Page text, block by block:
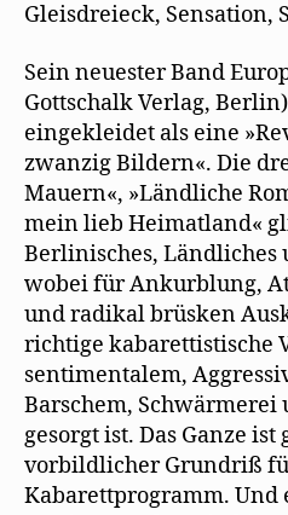
Gleisdreieck, Sensation,
Sein neuester Band
Gottschalk Verlag,
eingekleidet als eine
zwanzig Bildern«. Die
Mauern«, »Ländliche
mein lieb Heimatland«
Berlinisches,
wobei für Ankurblung,
und radikal brüsken
richtige kabarettistische
sentimentalem,
Barschem,
gesorgt ist. Das Ganze ist
vorbildlicher Grundriß
Kabarettprogramm. Und